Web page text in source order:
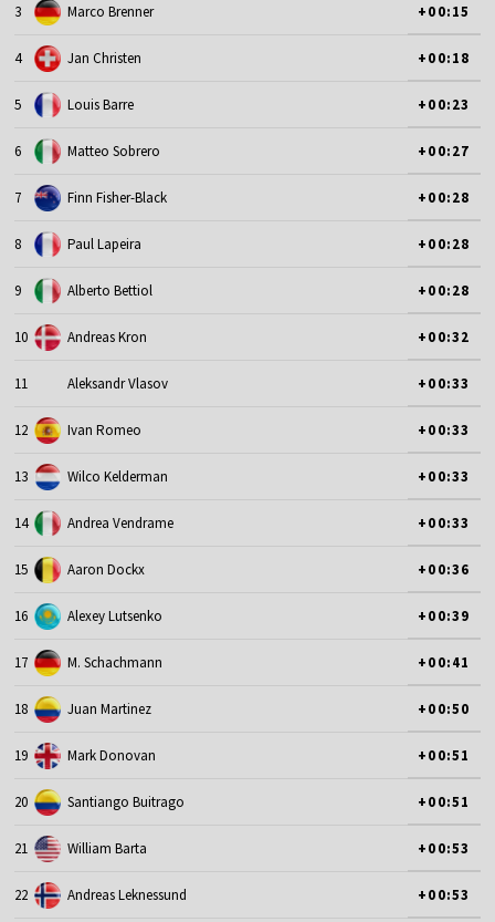
3 Marco Brenner +00:15
4 Jan Christen +00:18
5 Louis Barre +00:23
6 Matteo Sobrero +00:27
7 Finn Fisher-Black +00:28
8 Paul Lapeira +00:28
9 Alberto Bettiol +00:28
10 Andreas Kron +00:32
11 Aleksandr Vlasov +00:33
12 Ivan Romeo +00:33
13 Wilco Kelderman +00:33
14 Andrea Vendrame +00:33
15 Aaron Dockx +00:36
16 Alexey Lutsenko +00:39
17 M. Schachmann +00:41
18 Juan Martinez +00:50
19 Mark Donovan +00:51
20 Santiango Buitrago +00:51
21 William Barta +00:53
22 Andreas Leknessund +00:53